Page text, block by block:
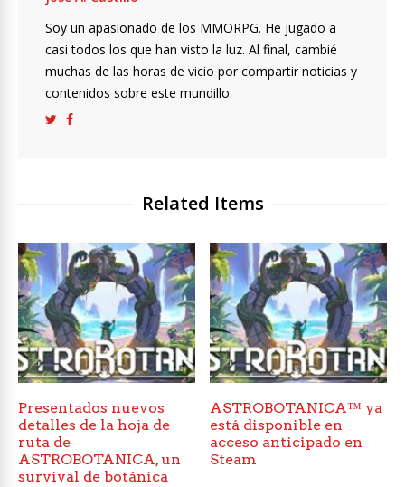
Soy un apasionado de los MMORPG. He jugado a
casi todos los que han visto la luz. Al final, cambié
muchas de las horas de vicio por compartir noticias y
contenidos sobre este mundillo.
Related Items
Presentados nuevos
detalles de la hoja de
ruta de
ASTROBOTANICA, un
survival de botánica
ASTROBOTANICA™ ya
está disponible en
acceso anticipado en
Steam